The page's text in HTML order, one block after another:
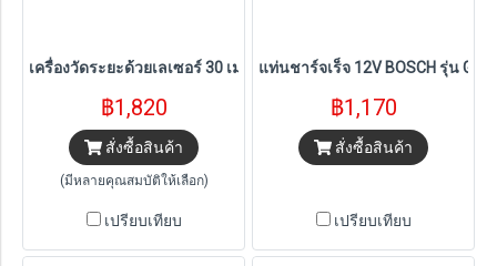
เครื่องวัดระยะด้วยเลเซอร์ 30 เมตร BOSCH รุ่น GLM 30-23
฿1,820
สั่งซื้อสินค้า
(มีหลายคุณสมบัติให้เลือก)
เปรียบเทียบ
แท่นชาร์จเร็จ 12V BOSCH รุ่น
฿1,170
สั่งซื้อสินค้า
เปรียบเทียบ